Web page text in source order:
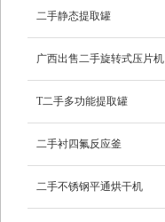
二手静态提取罐
广西出售二手旋转式压片机
T二手多功能提取罐
二手衬四氟反应釜
二手不锈钢平通烘干机